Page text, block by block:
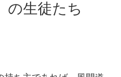
の生徒たち